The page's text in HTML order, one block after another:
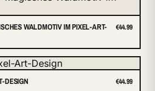
WALDMOTIV IM PIXEL-ART-
€44.99
DESIGN €44.99